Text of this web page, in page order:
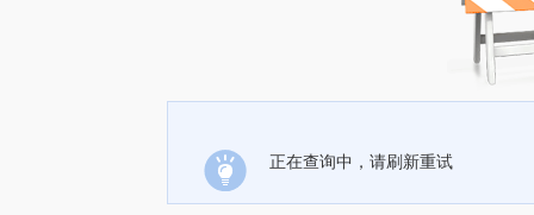
正在查询中，请刷新重试